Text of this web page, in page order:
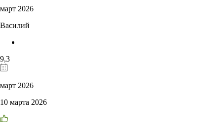
март 2026
Василий
9,3
март 2026
10 марта 2026